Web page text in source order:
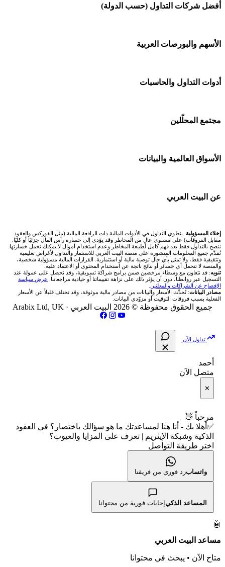
شركة Capital.com
منصة بينانس
شركة Xm
انتراكتيف بروكرز IBKR
أفضل شركات التداول (حسب الدولة)
شركات تداول في السعودية
شركات تداول في قطر
شركات تداول في عُمان
شركات تداول في فلسطين
شركات تداول في مصر
الأسهم والبورصات العربية
🌍 كل البورصات العربية
🇪🇬 البورصة المصرية
🇶🇦 بورصة قطر
🇧🇭 بورصة البحرين
🇴🇲 بورصة مسقط
🇵🇸 بورصة فلسطين
📋 جميع الأسهم
🕌 الأسهم الحلال
أدوات التداول والحاسبات
🕌 حاسبة الزكاة
📊 حاسبة قيمة النقطة
📌 حاسبة النقاط المحورية
📏 حاسبة حجم المركز
🔄 حاسبة تكلفة السواب
📈 حاسبة عائد التداول
📊 حاسبة الربح التراكمي
🧮 حاسبة متوسط سعر السهم
🇺🇸 متى يفتح السوق الأمريكي؟
🛠️ كل الأدوات
مجتمع المحلّلين
🧱 حائط المجتمع
الأسواق العالمية والبيانات
🌐 المؤشرات العالمية
🥇 أسعار الذهب والمعادن
💱 أسعار العملات والفوركس
💵 سعر الريال السعودي في مصر
📅 المؤشرات الاقتصادية
عن البيت العربي
من نحن
تواصل معنا
فريق المؤلفين
مقالات تعليمية
سياسة تقييم الشركات
الإبلاغ عن شركة نصابة
سياسة الخصوصية
إخلاء المسؤولية: ينطوي التداول في الأدوات المالية ذات الرافعة المالية (مثل الفوركس والعقود
مقابل الفروقات) على مستوى عالٍ من المخاطر وقد يؤدي إلى خسارة رأس المال جزئيًا أو كليًا.
ننصح بالتداول فقط بعد فهم كامل لطبيعة المخاطر وعدم استخدام أموال لا يمكنك تحمل خسارتها.
تُقدَّم جميع المعلومات المنشورة على منصة البيت العربي للاستثمار والتداول لأغراض تعليمية
وتثقيفية فقط، ولا تمثل بأي حال توصية مالية أو استثمارية. القرارات المالية مسؤولية شخصية،
والمنصة لا تتحمل أي خسائر أو نتائج ناتجة عن استخدام المحتوى أو الاعتماد عليه.
تنويه: قد نتعاون مع وسطاء مرخصين ضمن برامج شراكة تسويقية، وقد نحصل على عمولة عند
التسجيل عبر روابطنا، دون أن يؤثر ذلك على نزاهة تقييماتنا أو حيادية مراجعاتنا. عرض سياسة
الإفصاح عن الشراكات والمعلنين
مصادر البيانات: تُحدَّث الأسعار والبيانات من مصادر مالية موثوقة، وقد تختلف قليلاً عن الأسعار
الفعلية بسبب فروقات التوقيت أو مزوّدي البيانات.
جميع الحقوق محفوظة © 2026 البيت العربي · Arabix Ltd, UK
تداول الآن
أحمد
متصل الآن
✕
مرحباً 👋
✅أهلا بك - أنا هنا لمساعدتك ما هو سؤالك باختصار؟ في العقود
الذكية وشبكة الإيثريم | تعرف على المزايا والعيوب؟
اختر طريقة التواصل
واتسابرد فوري من فريقنا
المساعد الذكي إجابات فورية من محتوانا
🤖
مساعد البيت العربي
متاح الآن • يبحث في محتوانا